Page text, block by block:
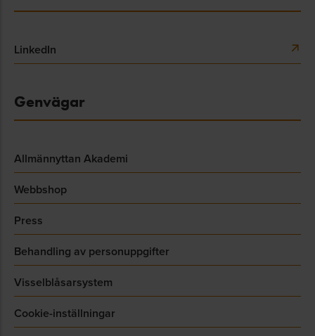
LinkedIn
Genvägar
Allmännyttan Akademi
Webbshop
Press
Behandling av personuppgifter
Visselblåsarsystem
Cookie-inställningar